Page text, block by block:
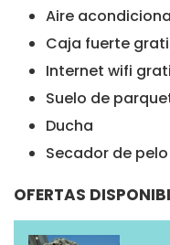
Aire
Caja fuerte
Internet wifi
Suelo de
Ducha
Secador de pelo
OFERTAS